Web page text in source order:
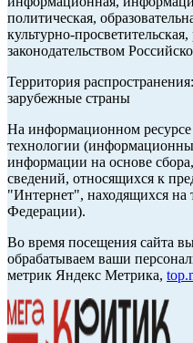
политическая,
культурно-
законодательством
Территория
зарубежные страны
На информационном
технологии
информации на основе
сведений, относящихся к
"Интернет", находящихся на
Федерации).
Во время посещения сайта
обрабатываем ваши
метрик Яндекс Метрика,